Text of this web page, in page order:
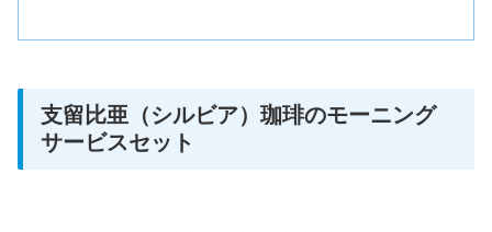
支留比亜（シルビア）珈琲のモーニング
サービスセット